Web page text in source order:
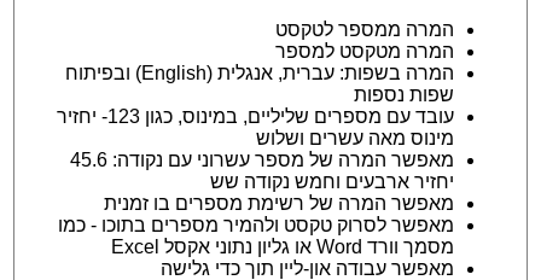
המרה ממספר לטקסט
המרה מטקסט למספר
המרה בשפות: עברית, אנגלית (English) ובפיתוח
שפות נספות
עובד עם מספרים שליליים, במינוס, כגון 123- יחזיר
מינוס מאה עשרים ושלוש
מאפשר המרה של מספר עשרוני עם נקודה: 45.6
יחזיר ארבעים וחמש נקודה שש
מאפשר המרה של רשימת מספרים בו זמנית
מאפשר לסרוק טקסט ולהמיר מספרים בתוכו - כמו
מסמך וורד Word או גליון נתוני אקסל Excel
מאפשר עבודה און-ליין תוך כדי גלישה